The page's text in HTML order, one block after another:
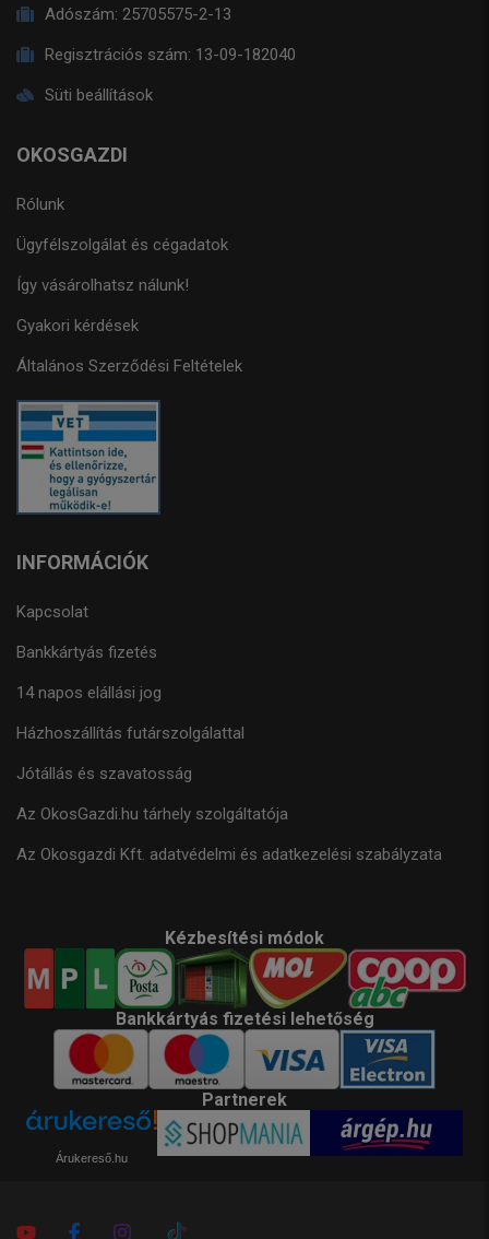
Adószám: 25705575-2-13
Regisztrációs szám: 13-09-182040
Süti beállítások
OKOSGAZDI
Rólunk
Ügyfélszolgálat és cégadatok
Így vásárolhatsz nálunk!
Gyakori kérdések
Általános Szerződési Feltételek
INFORMÁCIÓK
Kapcsolat
Bankkártyás fizetés
14 napos elállási jog
Házhoszállítás futárszolgálattal
Jótállás és szavatosság
Az OkosGazdi.hu tárhely szolgáltatója
Az Okosgazdi Kft. adatvédelmi és adatkezelési szabályzata
Kézbesítési módok
Bankkártyás fizetési lehetőség
Partnerek
Árukereső.hu